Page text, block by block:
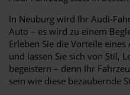
In Neuburg wird Ihr Audi-
Auto – es wird zu einem
Erleben Sie die Vorteile
und lassen Sie sich von Stil,
begeistern – denn Ihr
sein wie diese bezaubernde